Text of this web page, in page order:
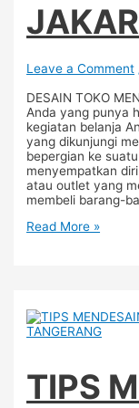
Leave a Comment
DESAIN TOKO
Anda yang punya
kegiatan belanja
yang dikunjungi
bepergian ke
menyempatkan
atau outlet yang
membeli barang-
Read More »
TIPS